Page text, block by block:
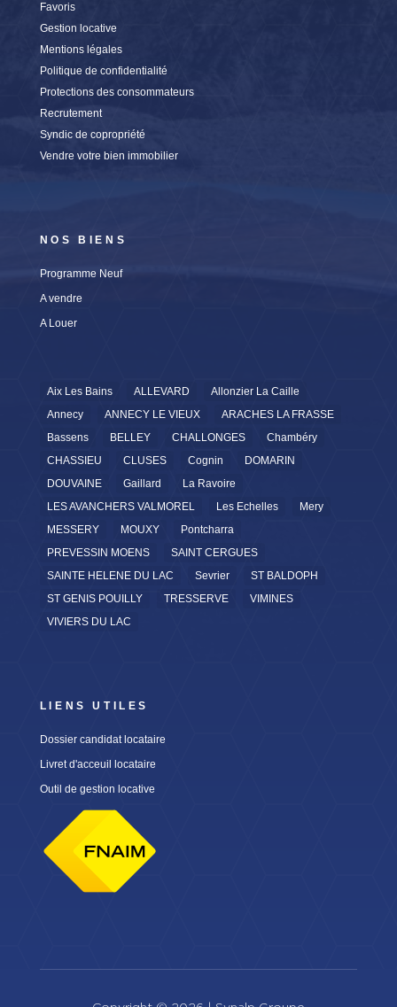
Favoris
Gestion locative
Mentions légales
Politique de confidentialité
Protections des consommateurs
Recrutement
Syndic de copropriété
Vendre votre bien immobilier
NOS BIENS
Programme Neuf
A vendre
A Louer
Aix Les Bains ALLEVARD
Allonzier La Caille
Annecy
ANNECY LE VIEUX
ARACHES LA FRASSE
Bassens
BELLEY CHALLONGES
Chambéry
CHASSIEU
CLUSES Cognin
DOMARIN
DOUVAINE
Gaillard
La Ravoire
LES AVANCHERS VALMOREL
Les Echelles
Mery
MESSERY
MOUXY
Pontcharra
PREVESSIN MOENS
SAINT CERGUES
SAINTE HELENE DU LAC
Sevrier
ST BALDOPH
ST GENIS POUILLY
TRESSERVE
VIMINES
VIVIERS DU LAC
LIENS UTILES
Dossier candidat locataire
Livret d'acceuil locataire
Outil de gestion locative